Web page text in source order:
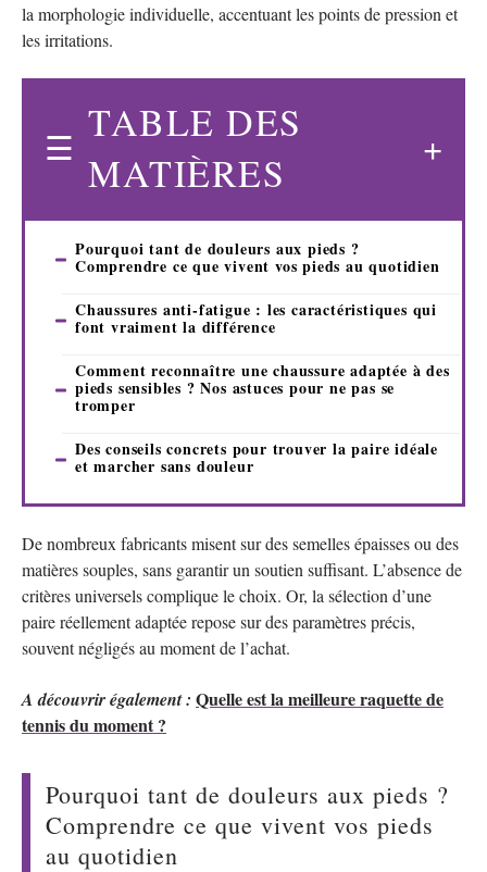
la morphologie individuelle, accentuant les points de pression et
les irritations.
TABLE DES
MATIÈRES
Pourquoi tant de douleurs aux pieds ?
Comprendre ce que vivent vos pieds au quotidien
Chaussures anti-fatigue : les caractéristiques qui
font vraiment la différence
Comment reconnaître une chaussure adaptée à des
pieds sensibles ? Nos astuces pour ne pas se
tromper
Des conseils concrets pour trouver la paire idéale
et marcher sans douleur
De nombreux fabricants misent sur des semelles épaisses ou des
matières souples, sans garantir un soutien suffisant. L’absence de
critères universels complique le choix. Or, la sélection d’une
paire réellement adaptée repose sur des paramètres précis,
souvent négligés au moment de l’achat.
A découvrir également : Quelle est la meilleure raquette de
tennis du moment ?
Pourquoi tant de douleurs aux pieds ?
Comprendre ce que vivent vos pieds
au quotidien